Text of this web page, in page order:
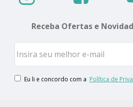
Receba Ofertas e
Eu li e concordo com a Política de